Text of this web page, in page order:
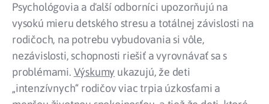
Psychológovia a ďalší odborníci upozorňujú na
vysokú mieru detského stresu a totálnej závislosti na
rodičoch, na potrebu vybudovania si vôle,
nezávislosti, schopnosti riešiť a vyrovnávať sa s
problémami. Výskumy ukazujú, že deti
„intenzívnych“ rodičov viac trpia úzkosťami a